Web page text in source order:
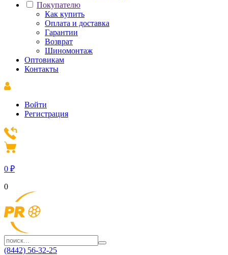
Покупателю
Как купить
Оплата и доставка
Гарантии
Возврат
Шиномонтаж
Оптовикам
Контакты
Войти
Регистрация
0 ₽
0
(8442) 56-32-25